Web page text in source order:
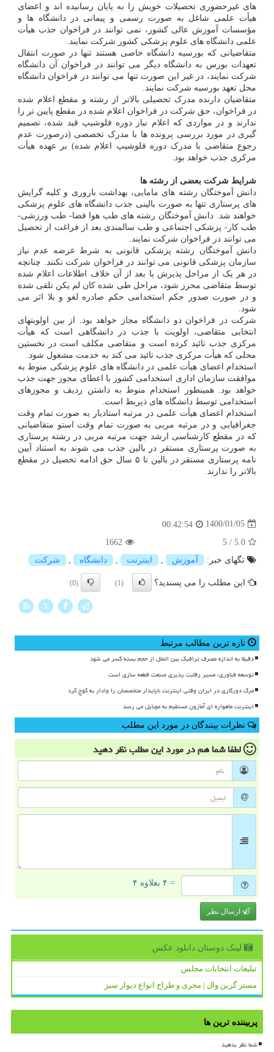
های غیرحضوری تحصیلات خویش را به پایان رسانیده اند و اعضای
هیأت علمی شاغل به صورت رسمی و پیمانی در دانشگاه ها و
مؤسسات آموزش عالی کشور، نمی توانند در فراخوان جذب هیأت
علمی دانشگاه های علوم پزشکی کشور شرکت نمایند.
متقاضیانی که بورسیه دانشگاه خاصی هستند تنها در صورت انتقال
تعهدات بورس به دانشگاه دیگر می توانند در فراخوان آن دانشگاه
شرکت نمایند، در غیر این صورت تنها می توانند در فراخوان دانشگاه
محل تعهد بورسیه شرکت نمایند.
متقاضیان دارنده مدرک تحصیلی بالاتر از رشته و مقطع اعلام شده
در فراخوان، حق شرکت در فراخوان اعلام شده در مقطع پایین تر را
ندارند و در مواردی که اعلام نیاز دوره فلوشیپ قید شده، تصمیم
گیری در مورد بررسی پرونده ها با مدرک تخصصی (درصورت عدم
رجوع متقاضی با مدرک دوره فلوشیپ اعلام شده) بر عهده هیأت
مرکزی جذب خواهد بود.
شرایط شرکت بعضی از رشته ها
دانش آموختگان رشته های مامایی، بهداشت باروری و کلیه گرایش
های پرستاری تنها به صورت بالینی جذب دانشگاه های علوم پزشکی
خواهند شد. دانش آموختگان رشته های طب هوا فضا- طب ورزشی-
طب کار- پزشکی اجتماعی و طب سالمندی بعد از فراغت از تحصیل
می توانند در فراخوان شرکت نمایند.
دانش آموختگان رشته پزشکی قانونی به شرط عرضه عدم نیاز
سازمان پزشکی قانونی می توانند در فراخوان شرکت نکنند. چنانچه
در هر یک از مراحل پذیرش یا بعد از آن خلاف اطلاعات اعلام شده
توسط متقاضی محرز شود، مراحل طی شده کان لم یکن تلقی شده
و در صورت صدور حکم استخدامی حکم صادره لغو و بلا اثر می
شود.
شرکت در فراخوان دو دانشگاه مجاز خواهد بود. از بین اولویتهای
انتخابی متقاضی، اولویت با جذب در دانشگاهی است که هیأت
مرکزی جذب تائید کرده است و متقاضی مکلف است در نخستین
محلی که هیأت مرکزی جذب تائید می کند به خدمت مشغول شود.
استخدام اعضای هیأت علمی در دانشگاه های علوم پزشکی منوط به
موافقت سازمان اداری استخدامی کشور با اعطای مجوز جهت جذب
خواهد بود. همینطور استخدام منوط به داشتن ردیف و مجوزهای
استخدامی توسط دانشگاه های ذیربط است.
استخدام اعضای هیأت علمی در مرتبه استادیار به صورت تمام وقت
جغرافیایی و در مرتبه مربی به صورت تمام وقت استو متقاضیانی
که در مقطع کارشناسی ارشد جهت مرتبه مربی در رشته پرستاری
به صورت پرستاری مستقر در بالین جذب می شوند به استناد آیین
نامه پرستاری مستقر در بالین تا ۵ سال حق ادامه تحصیل در مقطع
بالاتر را ندارند.
1400/01/05
00:42:54
5.0
/
5
1662
تگهای خبر:
آموزش , اینترنت , دانشگاه , شركت
این مطلب را می پسندید؟ (1)
(0)
X
تازه ترین مطالب مرتبط
دقیقا به اندازه مصرف ترافیک بین الملل از حجم بسته کسر می شود
توسعه فناوری، مسیر رقابت پذیری صنعت قطعه سازی است
مرگ دورکاری در ایران وقتی اینترنت ناپایدار متخصصان را وادار به کوچ کرد
اینترنت ماهواره ای آمازون مستقیم به موبایل می رسد
نظرات بینندگان در مورد این مطلب
لطفا شما همدر مورد این مطلبنظر دهید
= ۴ بعلاوه ۴
ارسال نظر
لینک دوستان دانلود عكس
تبلیغات انتخابات مجلس
مستر گرین وال | مجری و طراح انواع دیوار سبز
پربیننده ترین ها
شما نظر بدهید